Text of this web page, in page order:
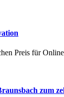
Preis für
zum